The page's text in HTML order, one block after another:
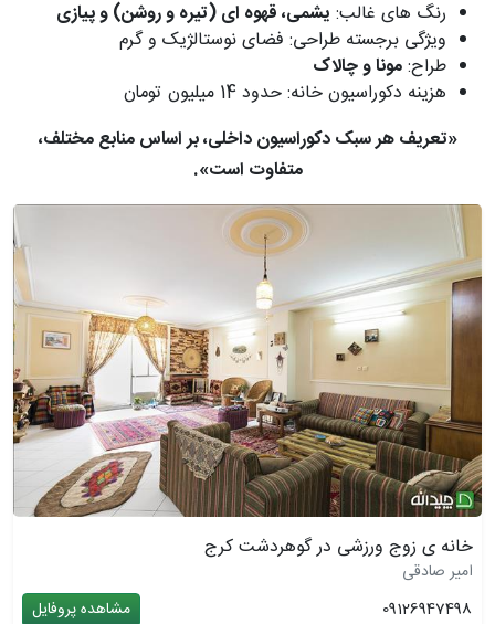
رنگ های غالب: یشمی، قهوه ای (تیره و روشن) و پیازی
ویژگی برجسته طراحی: فضای نوستالژیک و گرم
طراح:مونا و چالاک
هزینه دکوراسیون خانه: حدود 14 میلیون تومان
«تعریف هر سبک دکوراسیون داخلی، بر اساس منابع مختلف،
متفاوت است».
خانه ی زوج ورزشی در گوهردشت کرج
امیر صادقی
09126947498
مشاهده پروفایل